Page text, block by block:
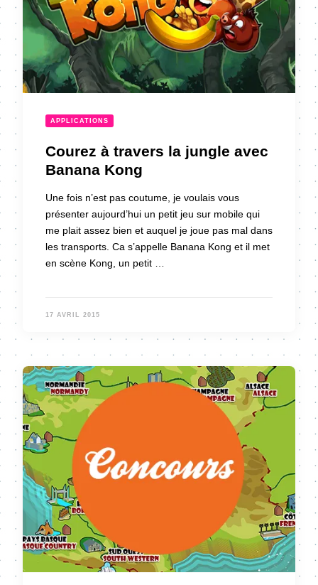
APPLICATIONS
Courez à travers la jungle avec
Banana Kong
Une fois n’est pas coutume, je voulais vous
présenter aujourd’hui un petit jeu sur mobile qui
me plait assez bien et auquel je joue pas mal dans
les transports. Ca s’appelle Banana Kong et il met
en scène Kong, un petit …
17 AVRIL 2015